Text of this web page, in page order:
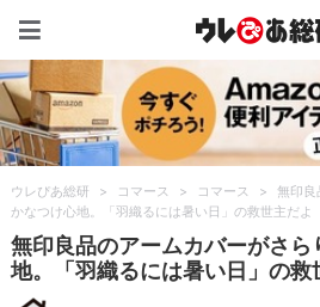
ウレぴあ総研 > コマース > コマース >
無印良
かなつけ心地。「羽織るには暑い日」の救世主だよ
無印良品のアームカバーがさ
地。「羽織るには暑い日」の救